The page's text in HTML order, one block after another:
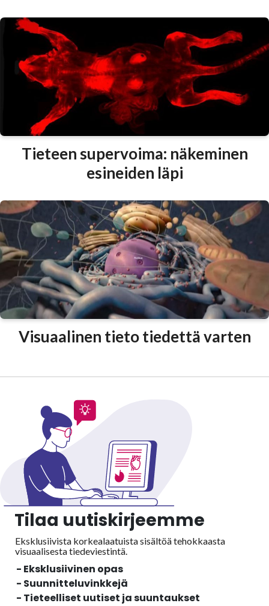
Tieteen supervoima: näkeminen
esineiden läpi
Visuaalinen tieto tiedettä varten
Tilaa uutiskirjeemme
Eksklusiivista korkealaatuista sisältöä tehokkaasta
visuaalisestatiedeviestintä.
- Eksklusiivinen opas
- Suunnitteluvinkkejä
- Tieteelliset uutiset ja suuntaukset